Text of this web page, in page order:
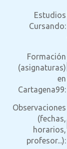
Estudios
Cursando:
Formación
(asignaturas)
en
Cartagena99:
Observaciones
(fechas,
horarios,
profesor...):